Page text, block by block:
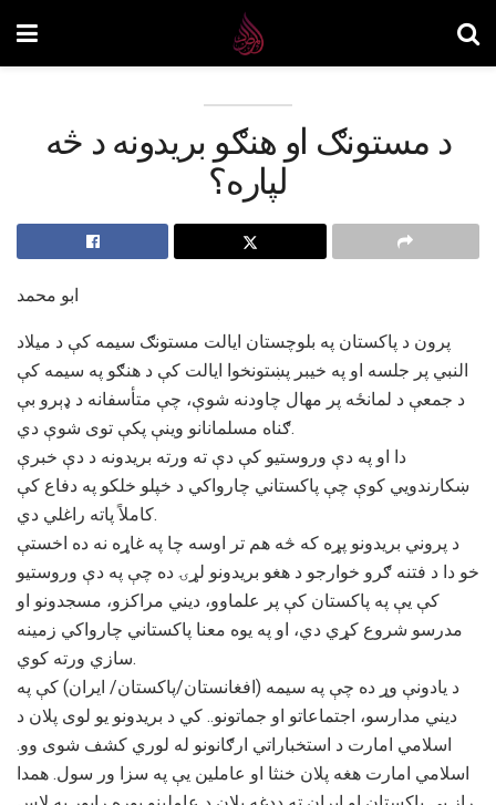
د مستونګ او هنګو بریدونه د څه
لپاره؟
ابو محمد
پرون د پاکستان په بلوچستان ایالت مستونګ سيمه کې د ميلاد
النبي پر جلسه او په خيبر پښتونخوا ايالت کې د هنګو په سيمه کې
د جمعې د لمانځه پر مهال چاودنه شوې، چې متأسفانه د ډېرو بې
ګناه مسلمانانو وينې پکې توی شوې دي.
دا او په دې وروستيو کې دې ته ورته بريدونه د دې خبرې
ښکارندويي کوې چې پاکستاني چارواکي د خپلو خلکو په دفاع کې
کاملاً پاته راغلي دي.
د پروني بريدونو پړه که څه هم تر اوسه چا په غاړه نه ده اخستې
خو دا د فتنه ګرو خوارجو د هغو بريدونو لړۍ ده چې په دې وروستيو
کې يې په پاکستان کې پر علماوو، ديني مراکزو، مسجدونو او
مدرسو شروع کړي دي، او په يوه معنا پاکستاني چارواکي زمينه
سازي ورته کوي.
د يادونې وړ ده چې په سيمه (افغانستان/پاکستان/ ايران) کې په
دیني مدارسو، اجتماعاتو او جماتونو.. کي د بریدونو يو لوی پلان د
اسلامي امارت د استخباراتي ارګانونو له لوري کشف شوی وو.
اسلامي امارت هغه پلان خنثا او عاملين يې په سزا ور سول. همدا